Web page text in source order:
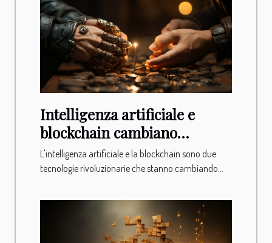
Intelligenza artificiale e
blockchain cambiano
l'economia
L'intelligenza artificiale e la blockchain sono due
tecnologie rivoluzionarie che stanno cambiando...